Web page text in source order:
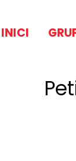
INICI